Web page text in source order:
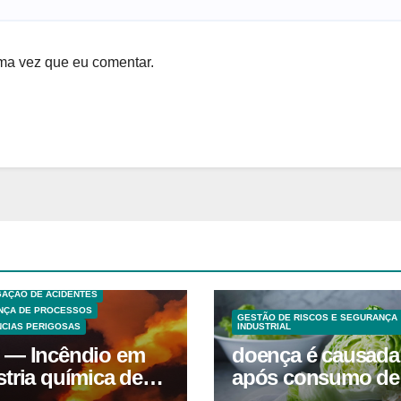
vez que eu comentar.
DE ACIDENTES
DE PROCESSOS
PERIGOSAS
— Incêndio em
química de
GESTÃO DE RISCOS E SEGURANÇA
INDUSTRIAL
doença é causada
após consumo de